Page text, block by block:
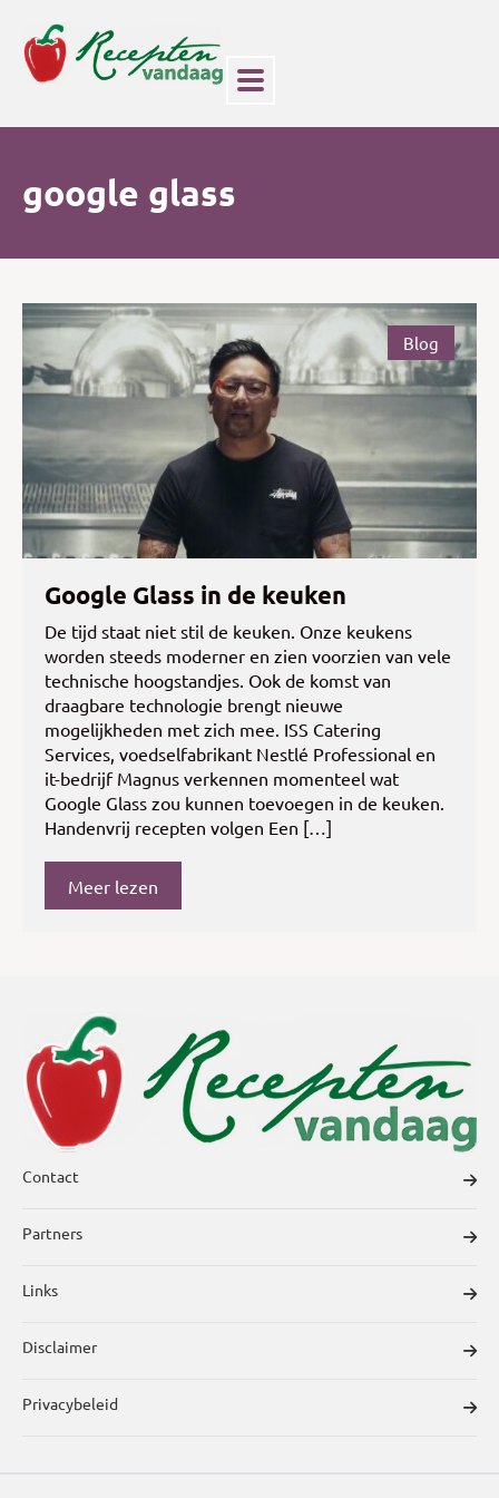
google glass
Blog
Google Glass in de keuken
De tijd staat niet stil de keuken. Onze keukens
worden steeds moderner en zien voorzien van vele
technische hoogstandjes. Ook de komst van
draagbare technologie brengt nieuwe
mogelijkheden met zich mee. ISS Catering
Services, voedselfabrikant Nestlé Professional en
it-bedrijf Magnus verkennen momenteel wat
Google Glass zou kunnen toevoegen in de keuken.
Handenvrij recepten volgen Een […]
Meer lezen
Contact
Partners
Links
Disclaimer
Privacybeleid